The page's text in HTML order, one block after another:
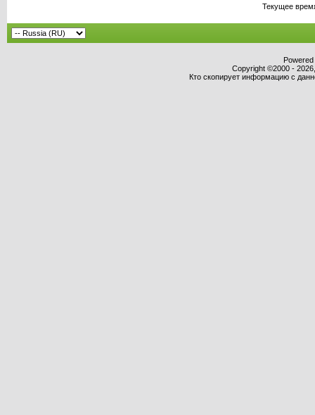
Текущее
Copyright ©2000 -
Кто скопирует информацию с